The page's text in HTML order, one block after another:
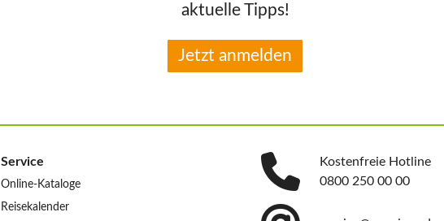
aktuelle Tipps!
Jetzt anmelden
Service
Online-Kataloge
Reisekalender
Kostenfreie Hotline
0800 250 00 00